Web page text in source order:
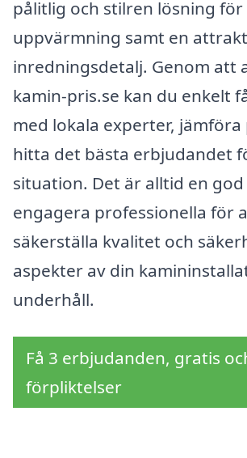
pålitlig och stilren lösning för
uppvärmning samt en
inredningsdetalj. Genom att
kamin-pris.se kan du enkelt
med lokala experter, jämföra
hitta det bästa erbjudandet
situation. Det är alltid en
engagera professionella för
säkerställa kvalitet och
aspekter av din
underhåll.
Få 3 erbjudanden, gratis
förpliktelser